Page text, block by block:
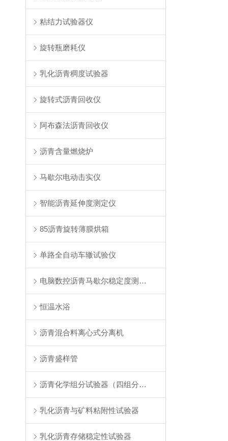
粘结力试验器仪
旋转瓶磨耗仪
乳化沥青稠度试验器
旋转式沥青回收仪
阿布森法沥青回收仪
沥青含量燃烧炉
马歇尔电动击实仪
智能沥青延伸度测定仪
85沥青旋转薄膜烘箱
单路全自动车辙试验仪
电脑数控沥青马歇尔稳定度测定仪
恒温水浴
沥青混合料离心式分离机
沥青盛样管
沥青化学组分试验器（四组分法）
乳化沥青与矿料粘附性试验器
乳化沥青存储稳定性试验器